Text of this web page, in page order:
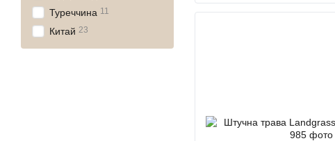
Туреччина 11
Китай 23